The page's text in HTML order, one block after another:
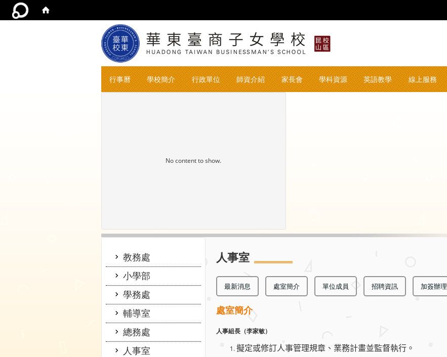
行事曆 學校簡介 行政單位 師資介紹 家長會 學科資源 英語教學 線上服務
No content to show.
教務處
小學部
學務處
輔導室
總務處
人事室
人事室
最新消息 處室簡介 單位成員 招聘資訊 加簽辦理
處室簡介
人事組長（李家敏）
擬定或修訂人事管理規章、業務計畫並監督執行。